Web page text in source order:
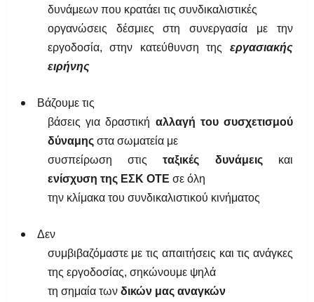
δυνάμεων που κρατάει τις συνδικαλιστικές
οργανώσεις δέσμιες στη συνεργασία με την
εργοδοσία, στην κατεύθυνση της εργασιακής
ειρήνης
Βάζουμε τις
βάσεις για δραστική αλλαγή του συσχετισμού
δύναμηςστα σωματεία με
συσπείρωση στιςταξικές δυνάμειςκαι
ενίσχυση της ΕΣΚ ΟΤΕ σε όλη
την κλίμακα του συνδικαλιστικού κινήματος
Δεν
συμβιβαζόμαστε με τις απαιτήσεις και τις ανάγκες
της εργοδοσίας, σηκώνουμε ψηλά
τη σημαία των δικών μας αναγκών